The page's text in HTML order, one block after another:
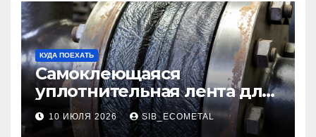
КУДА ПОЕХАТЬ
Самоклеющаяся
уплотнительная лента для
огнезащиты фланцевых
соединений
10 ИЮЛЯ 2026 SIB_ECOMETAL